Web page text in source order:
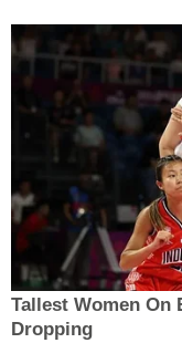
Tallest Women
Dropping